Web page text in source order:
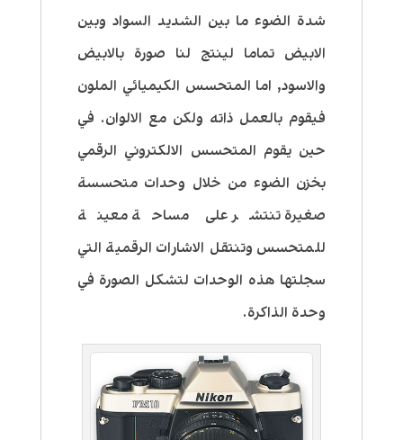
شدة الضوء ما بين الشديد السواد وبين
الابيض تماما لينتج لنا صورة بالابيض
والاسود, اما المتحسس الكيميائي الملون
فيقوم بالعمل ذاته ولكن مع الالوان. في
حين يقوم المتحسس الالكتروني الرقمي
بخزن الضوء من خلال وحدات متحسسة
صغيرة تنتشر على مساحة معينة
للمتحسس وتنتقل الاشارات الرقمية التي
سجلتها هذه الوحدات لتشكل الصورة في
وحدة الذاكرة.